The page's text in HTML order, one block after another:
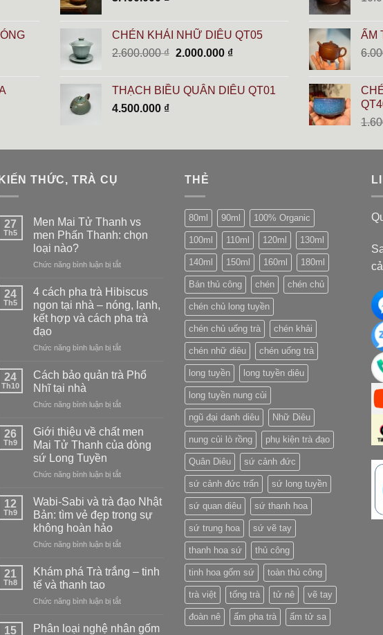
CHÉN KHẢI NHỮ DIÊU QT05
2.600.000₫ Giá
2.600.000 ₫.
2.000.000 ₫Giá
tại
là:
THẠCH BIỀU QUÂN DIÊU QT01
4.500.000 ₫
ẤM
KIẾN THỨC, TRÀ CỤ
27
Th5
Men Mai Tử Thanh vs
men Phấn Thanh: chọn
loại nào?
Chức năng bình luận bị tắtở
Mai
Thanh
vs
Phấn
chọn
24
Th5
4 cách pha trà Hibiscus
ngon tại nhà – nóng, lạnh,
kết hợp và cách pha trà
đạo
Chức năng bình luận bị tắtở
cách
Hibiscus
tại
nhà
lạnh,
hợp
và
trà
24
Th10
Cách bảo quản trà Phổ
Nhĩ tại nhà
Chức năng bình luận bị tắtở
bảo
quản
trà
Nhĩ
nhà
26
Th9
Giới thiệu về chất men
Mai Tử Thanh của dòng
sứ Long Tuyền
Chức năng bình luận bị tắtở
thiệu
về
chất
Mai
Thanh
của
sứ
Tuyền
12
Th9
Wabi-Sabi và trà đạo Nhật
Bản: tìm vẻ đẹp trong sự
không hoàn hảo
Chức năng bình luận bị tắtở
Sabi
và
đạo
Bản:
21
Th8
Khám phá Trà trắng – tinh
tế và thanh tao
Chức năng bình luận bị tắtở
phá
15
Phân loại nghệ nhân gốm
THẺ
80ml 90ml 100% Organic
100ml 110ml 120ml 130ml
140ml 150ml 160ml 180ml
Bán thủ công chén chén chủ
chén chủ long tuyền
chén chủ uống trà chén khải
chén nhữ diêu chén uống trà
long tuyền long tuyền diêu
long tuyền nung củi
ngũ đại danh diêu Nhữ Diêu
nung củi lò rồng phụ kiện trà đạo
Quân Diêu sứ cảnh đức
sứ cảnh đức trấn sứ long tuyền
sứ quan diêu sứ thanh hoa
sứ trung hoa sứ vẽ tay
thanh hoa sứ thủ công
tinh hoa gốm sứ toàn thủ công
trà việt tống trà tử nê vẽ tay
đoàn nê ấm pha trà ấm tử sa